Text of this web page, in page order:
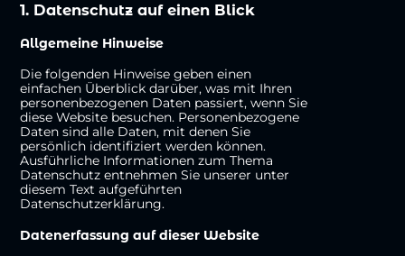
1. Datenschutz auf einen Blick
Allgemeine Hinweise
Die folgenden Hinweise geben einen
einfachen Überblick darüber, was mit Ihren
personenbezogenen Daten passiert, wenn Sie
diese Website besuchen. Personenbezogene
Daten sind alle Daten, mit denen Sie
persönlich identifiziert werden können.
Ausführliche Informationen zum Thema
Datenschutz entnehmen Sie unserer unter
diesem Text aufgeführten
Datenschutzerklärung.
Datenerfassung auf dieser Website